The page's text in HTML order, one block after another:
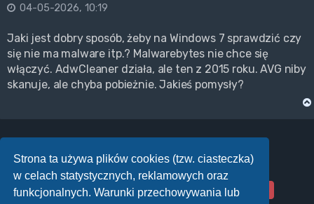
Strona ta używa plików cookies (tzw. ciasteczka)
w celach statystycznych, reklamowych oraz
funkcjonalnych. Warunki przechowywania lub
04-05-2026, 10:19
Jaki jest dobry sposób, żeby na Windows 7 sprawdzić czy
się nie ma malware itp.? Malwarebytes nie chce się
włączyć. AdwCleaner działa, ale ten z 2015 roku. AVG niby
skanuje, ale chyba pobieżnie. Jakieś pomysły?
ODPOWIEDZ
Posty: 1849 Strona93z93
Poprzednia
1 … 89 90 91 92